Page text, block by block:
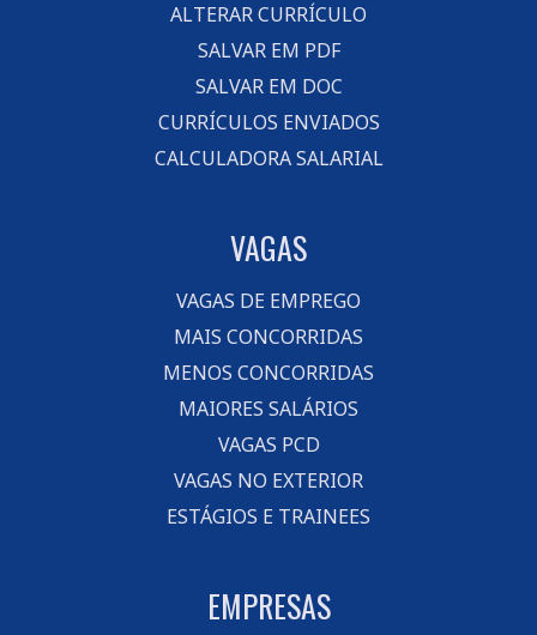
ALTERAR CURRÍCULO
SALVAR EM PDF
SALVAR EM DOC
CURRÍCULOS ENVIADOS
CALCULADORA SALARIAL
VAGAS
VAGAS DE EMPREGO
MAIS CONCORRIDAS
MENOS CONCORRIDAS
MAIORES SALÁRIOS
VAGAS PCD
VAGAS NO EXTERIOR
ESTÁGIOS E TRAINEES
EMPRESAS